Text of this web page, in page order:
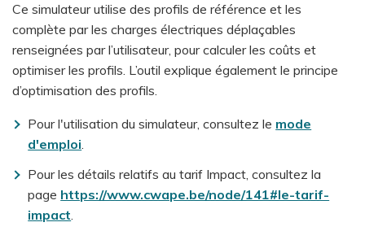
Ce simulateur utilise des profils de référence et les
complète par les charges électriques déplaçables
renseignées par l’utilisateur, pour calculer les coûts et
optimiser les profils. L’outil explique également le principe
d’optimisation des profils.
Pour l'utilisation du simulateur, consultez le mode
d'emploi.
Pour les détails relatifs au tarif Impact, consultez la
page https://www.cwape.be/node/141#le-tarif-
impact.